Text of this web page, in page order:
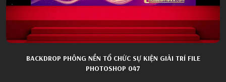
BACKDROP PHÔNG NỀN TỔ CHỨC SỰ KIỆN GIẢI TRÍ FILE
PHOTOSHOP 047